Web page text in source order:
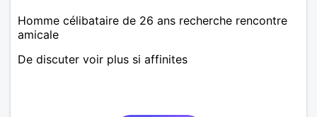
Homme célibataire de 26 ans recherche rencontre
amicale
De discuter voir plus si affinites